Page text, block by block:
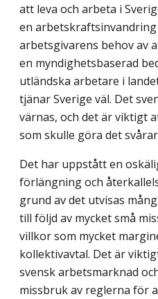
att leva och arbeta i
en arbetskraftsinvandring
arbetsgivarens behov av
en myndighetsbaserad
utländska arbetare i
tjänar Sverige väl. Det
värnas, och det är viktigt
som skulle göra det
Det har uppstått en
förlängning och
grund av det utvisas
till följd av mycket små
villkor som mycket
kollektivavtal. Det är
svensk arbetsmarknad
missbruk av reglerna för